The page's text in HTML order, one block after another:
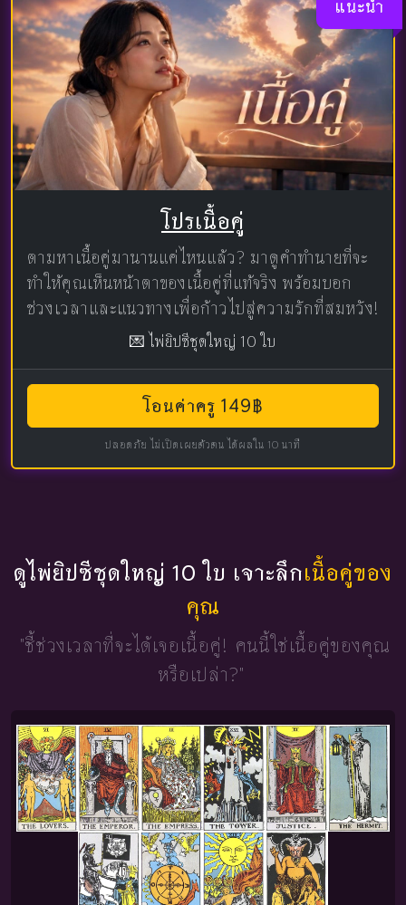
แนะนำ
โปรเนื้อคู่
ตามหาเนื้อคู่มานานแค่ไหนแล้ว? มาดูคำทำนายที่จะ
ทำให้คุณเห็นหน้าตาของเนื้อคู่ที่แท้จริง พร้อมบอก
ช่วงเวลาและแนวทางเพื่อก้าวไปสู่ความรักที่สมหวัง!
💌 ไพ่ยิปซีชุดใหญ่ 10 ใบ
โอนค่าครู 149฿
ปลอดภัย ไม่เปิดเผยตัวตน ได้ผลใน 10 นาที
ดูไพ่ยิปซีชุดใหญ่ 10 ใบ เจาะลึกเนื้อคู่ของ
คุณ
"ชี้ช่วงเวลาที่จะได้เจอเนื้อคู่! คนนี้ใช่เนื้อคู่ของคุณ
หรือเปล่า?"